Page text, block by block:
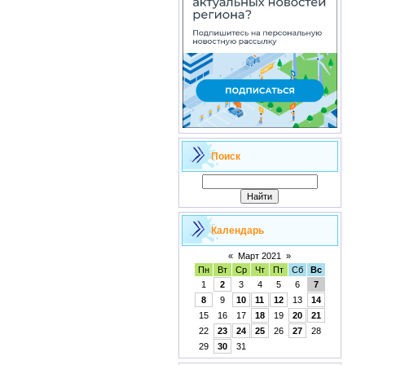
Поиск
Календарь
« Март 2021
»
Пн
Вт Ср Чт Пт Сб
Вс
1
2 3 4 5 6
7
8
9 10 11 12 13
14
15
16 17 18 19 20
21
22
23 24 25 26 27
28
29
30 31